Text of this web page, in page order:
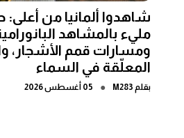
شاهدوا ألمانيا من
مليء بالمشاهد
ومسارات قمم الأشجار،
المعلّقة في السماء
بقلم M283
● 05 أغسطس 2026